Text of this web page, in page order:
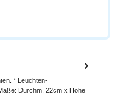
* Leuchten-
Durchm. 22cm x Höhe